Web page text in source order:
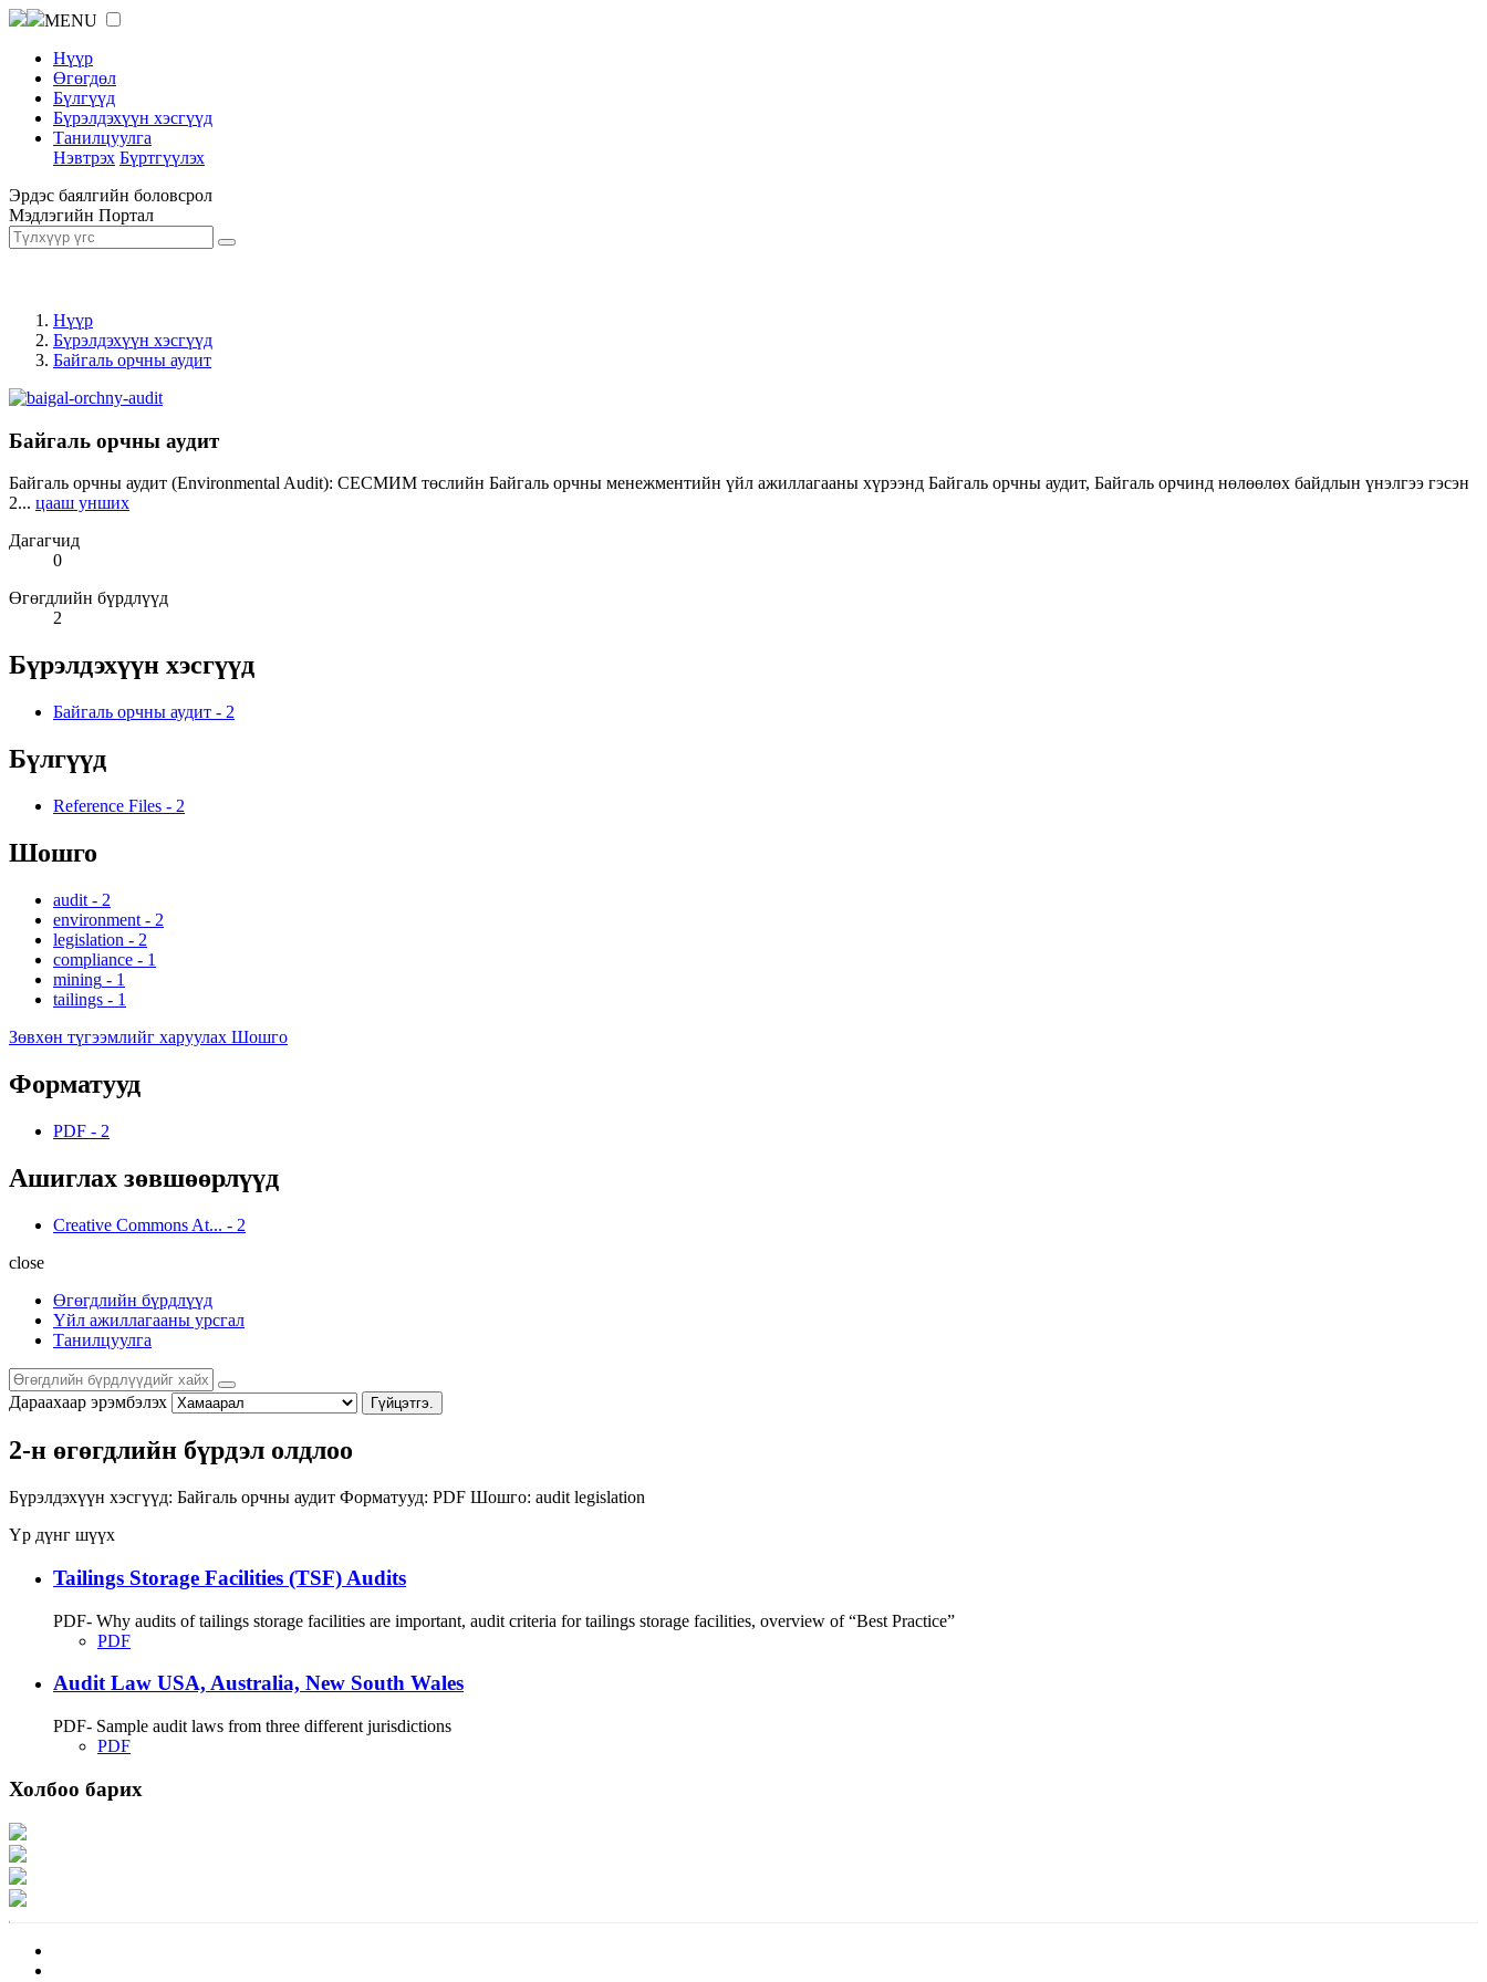
MENU
Нүүр
Өгөгдөл
Бүлгүүд
Бүрэлдэхүүн хэсгүүд
Танилцуулга
Нэвтрэх Бүртгүүлэх
Эрдэс баялгийн боловсрол
Мэдлэгийн Портал
Нүүр
Бүрэлдэхүүн хэсгүүд
Байгаль орчны аудит
Байгаль орчны аудит
Байгаль орчны аудит (Environmental Audit): СЕСМИМ төслийн Байгаль орчны менежментийн үйл ажиллагааны хүрээнд Байгаль орчны аудит, Байгаль орчинд нөлөөлөх байдлын үнэлгээ гэсэн
2... цааш унших
Дагагчид
0
Өгөгдлийн бүрдлүүд
2
Бүрэлдэхүүн хэсгүүд
Байгаль орчны аудит - 2
Бүлгүүд
Reference Files - 2
Шошго
audit - 2
environment - 2
legislation - 2
compliance - 1
mining - 1
tailings - 1
Зөвхөн түгээмлийг харуулах Шошго
Форматууд
PDF - 2
Ашиглах зөвшөөрлүүд
Creative Commons At... - 2
close
Өгөгдлийн бүрдлүүд
Үйл ажиллагааны урсгал
Танилцуулга
Дараахаар эрэмбэлэх Гүйцэтгэ.
2-н өгөгдлийн бүрдэл олдлоо
Бүрэлдэхүүн хэсгүүд: Байгаль орчны аудит Форматууд: PDF Шошго: audit legislation
Үр дүнг шүүх
Tailings Storage Facilities (TSF) Audits
PDF- Why audits of tailings storage facilities are important, audit criteria for tailings storage facilities, overview of “Best Practice”
PDF
Audit Law USA, Australia, New South Wales
PDF- Sample audit laws from three different jurisdictions
PDF
Холбоо барих